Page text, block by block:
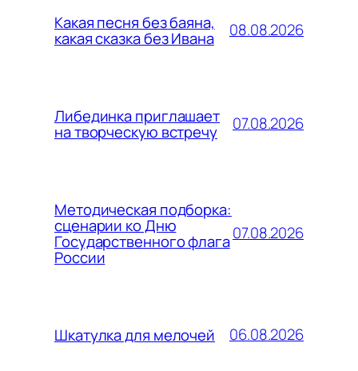
Какая песня без баяна,
какая сказка без Ивана 08.08.2026
Либединка приглашает
на творческую встречу 07.08.2026
Методическая подборка:
сценарии ко Дню
Государственного флага
России
07.08.2026
Шкатулка для мелочей 06.08.2026